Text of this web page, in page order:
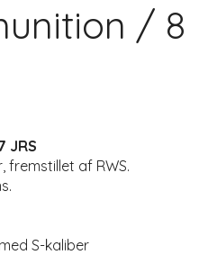
/ 8
JRS
fremstillet af RWS.
S-kaliber